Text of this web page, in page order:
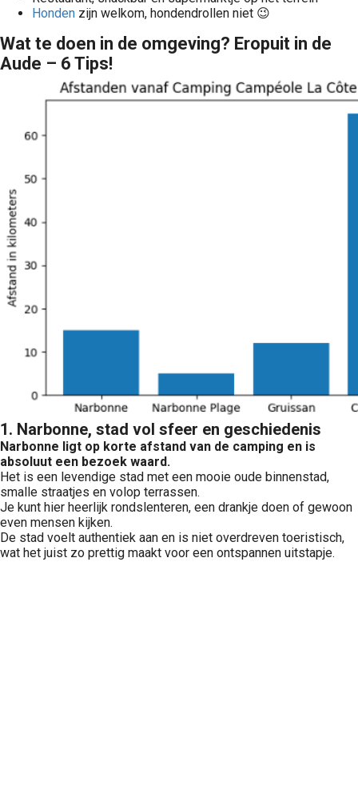
Honden zijn welkom, hondendrollen niet 😉
Wat te doen in de omgeving? Eropuit in de
Aude – 6 Tips!
1. Narbonne, stad vol sfeer en geschiedenis
Narbonne ligt op korte afstand van de camping en is
absoluut een bezoek waard.
Het is een levendige stad met een mooie oude binnenstad,
smalle straatjes en volop terrassen.
Je kunt hier heerlijk rondslenteren, een drankje doen of gewoon
even mensen kijken.
De stad voelt authentiek aan en is niet overdreven toeristisch,
wat het juist zo prettig maakt voor een ontspannen uitstapje.